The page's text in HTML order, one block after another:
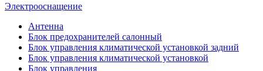
Электрооснащение
Антенна
Блок предохранителей салонный
Блок управления климатической установкой задний
Блок управления климатической установкой
Блок управления